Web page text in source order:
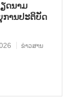
ດນາມ
ານປະຕິບັດ
ຂ່າວສານ